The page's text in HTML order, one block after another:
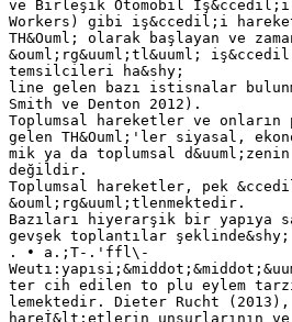
ve Birleşik Otomobil
Workers) gibi iş&ccedil;i
TH&Ouml; olarak başlayan ve
&ouml;rg&uuml;tl&uuml;
temsilcileri ha&shy;
line gelen bazı istisnalar
Smith ve Denton 2012).
Toplumsal hareketler ve onların
gelen TH&Ouml;'ler siyasal,
mik ya da toplumsal
değildir.
Toplumsal hareketler, pek
&ouml;rg&uuml;tlenmektedir.
Bazıları hiyerarşik bir yapıya
gevşek toplantılar şeklinde&shy;
. • a.;T-.'ffl\-
ter cih edilen to plu eylem
lemektedir. Dieter Rucht (2013),
hareİ&lt;etlerin unsurlarının ve